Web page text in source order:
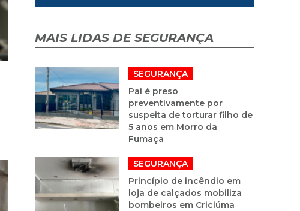
MAIS LIDAS DE SEGURANÇA
SEGURANÇA
Pai é preso
preventivamente por
suspeita de torturar filho de
5 anos em Morro da
Fumaça
SEGURANÇA
Princípio de incêndio em
loja de calçados mobiliza
bombeiros em Criciúma